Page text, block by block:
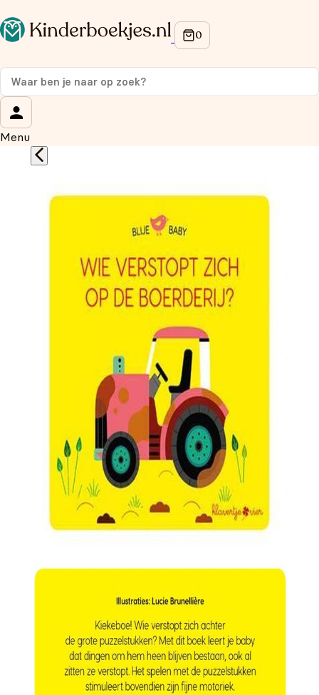
Menu
Op de hoogte blijven van onze acties?
Meld je aan voor onze nieuwsbrief en ontvang
korting
Wat is je voornaam?
Wat is je e-mailadres?
We gebruiken je gegevens om contact op te nemen, in
overeenstemming met onsprivacybeleid.